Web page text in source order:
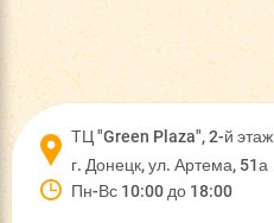
ТЦ "Green Plaza", 2-й этаж
г. Донецк, ул. Артема, 51а
Пн-Вс 10:00 до 18:00